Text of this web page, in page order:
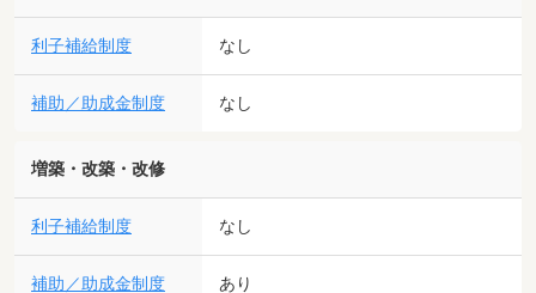
利子補給制度 なし
補助／助成金制度 なし
増築・改築・改修
利子補給制度 なし
補助／助成金制度 あり